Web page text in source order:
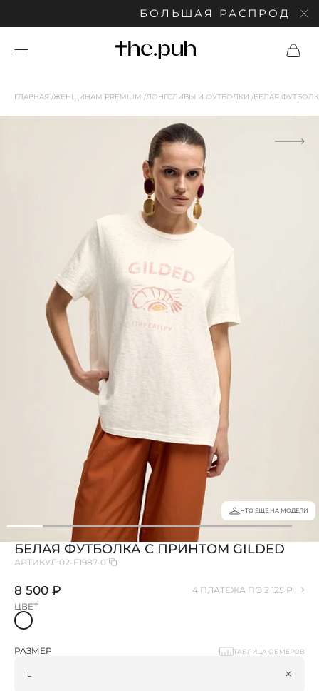
БОЛЬШАЯ РАСПРОДАЖА:
ГЛАВНАЯ ЖЕНЩИНАМ PREMIUM ЛОНГСЛИВЫ И ФУТБОЛКИ БЕЛАЯ
ЧТО ЕЩЕ НА МОДЕЛИ
БЕЛАЯ ФУТБОЛКА С ПРИНТОМ GILDED
АРТИКУЛ:02-F1987-01
8 500 ₽
4 ПЛАТЕЖА ПО 2 125 ₽
ЦВЕТ
РАЗМЕР ТАБЛИЦА ОБМЕРОВ